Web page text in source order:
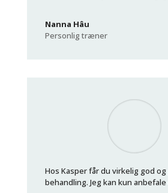
Nanna Hâu
Personlig træner
Hos Kasper får du virkelig god
behandling. Jeg kan kun anbefale